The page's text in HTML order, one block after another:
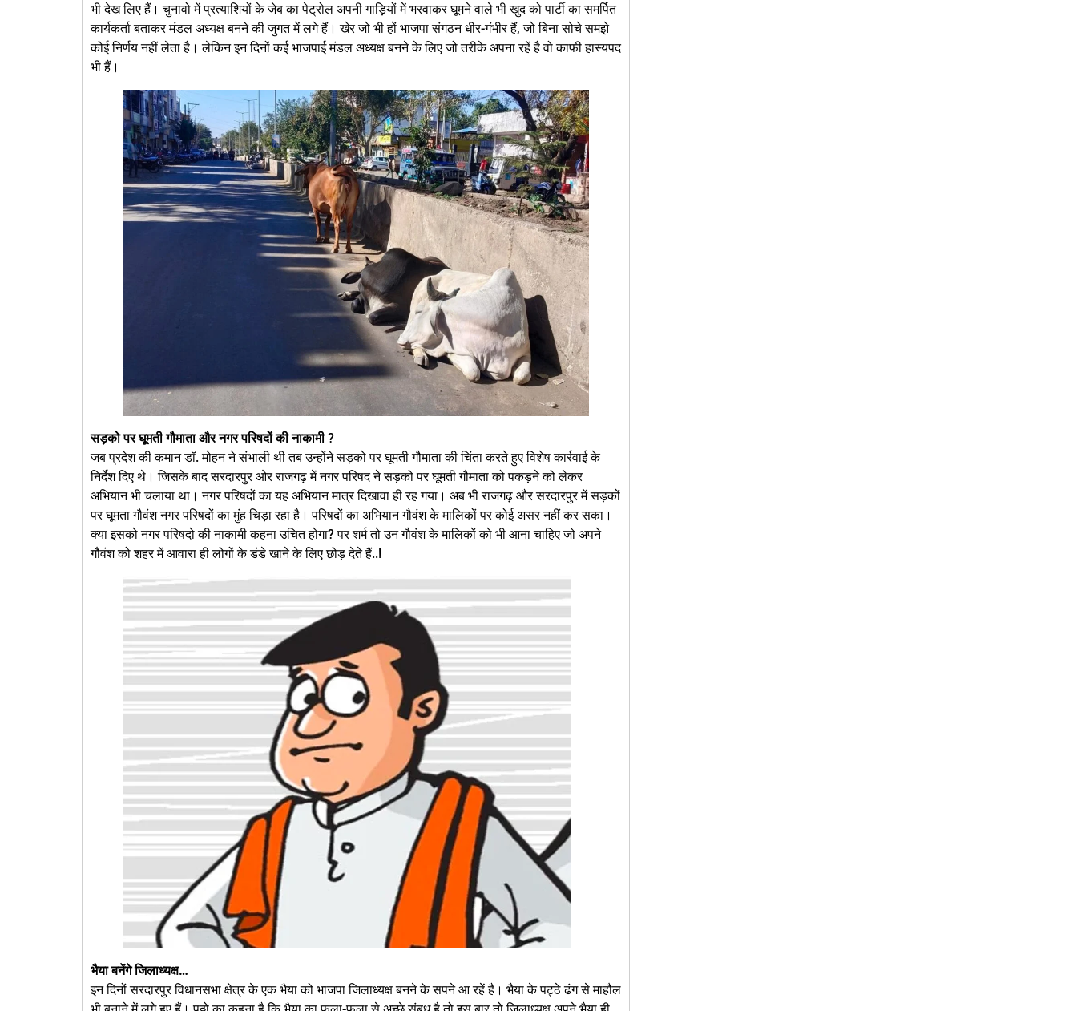
भी देख लिए हैं। चुनावो में प्रत्याशियों के जेब का पेट्रोल अपनी गाड़ियों में भरवाकर घूमने वाले भी खुद को पार्टी का समर्पित
कार्यकर्ता बताकर मंडल अध्यक्ष बनने की जुगत में लगे हैं। खेर जो भी हों भाजपा संगठन धीर-गंभीर हैं, जो बिना सोचे समझे
कोई निर्णय नहीं लेता है। लेकिन इन दिनों कई भाजपाई मंडल अध्यक्ष बनने के लिए जो तरीके अपना रहें है वो काफी हास्यपद
भी हैं।
सड़को पर घूमती गौमाता और नगर परिषदों की नाकामी?
जब प्रदेश की कमान डॉ. मोहन ने संभाली थी तब उन्होंने सड़को पर घूमती गौमाता की चिंता करते हुए विशेष कार्रवाई के
निर्देश दिए थे। जिसके बाद सरदारपुर ओर राजगढ़ में नगर परिषद ने सड़को पर घूमती गौमाता को पकड़ने को लेकर
अभियान भी चलाया था। नगर परिषदों का यह अभियान मात्र दिखावा ही रह गया। अब भी राजगढ़ और सरदारपुर में सड़कों
पर घूमता गौवंश नगर परिषदों का मुंह चिड़ा रहा है। परिषदों का अभियान गौवंश के मालिकों पर कोई असर नहीं कर सका।
क्या इसको नगर परिषदो की नाकामी कहना उचित होगा? पर शर्म तो उन गौवंश के मालिकों को भी आना चाहिए जो अपने
गौवंश को शहर में आवारा ही लोगों के डंडे खाने के लिए छोड़ देते हैं..!
भैया बनेंगे जिलाध्यक्ष…
इन दिनों सरदारपुर विधानसभा क्षेत्र के एक भैया को भाजपा जिलाध्यक्ष बनने के सपने आ रहें है। भैया के पट्ठे ढंग से माहौल